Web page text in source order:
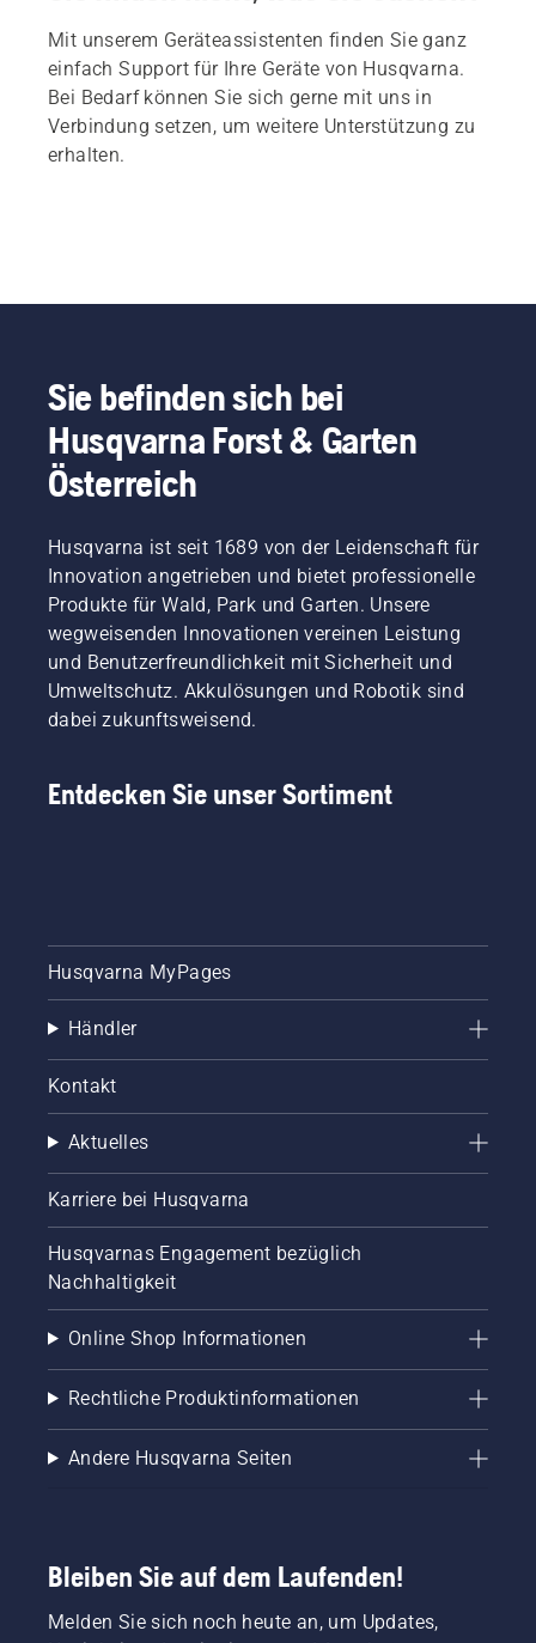
Mit unserem Geräteassistenten finden Sie ganz
einfach Support für Ihre Geräte von Husqvarna.
Bei Bedarf können Sie sich gerne mit uns in
Verbindung setzen, um weitere Unterstützung zu
erhalten.
Sie befinden sich bei
Husqvarna Forst & Garten
Österreich
Husqvarna ist seit 1689 von der Leidenschaft für
Innovation angetrieben und bietet professionelle
Produkte für Wald, Park und Garten. Unsere
wegweisenden Innovationen vereinen Leistung
und Benutzerfreundlichkeit mit Sicherheit und
Umweltschutz. Akkulösungen und Robotik sind
dabei zukunftsweisend.
Entdecken Sie unser Sortiment
Husqvarna MyPages
Händler
Kontakt
Aktuelles
Karriere bei Husqvarna
Husqvarnas Engagement bezüglich
Nachhaltigkeit
Online Shop Informationen
Rechtliche Produktinformationen
Andere Husqvarna Seiten
Bleiben Sie auf dem Laufenden!
Melden Sie sich noch heute an, um Updates,